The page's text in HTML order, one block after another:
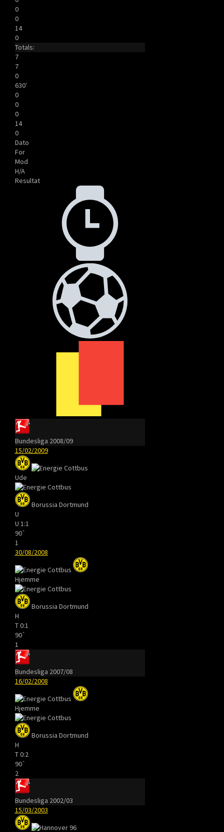
0
0
14
0
Totals:
7
7
0
630′
0
0
0
14
0
Dato
For
Mod
H/A
Resultat
Bundesliga 2008/09
15/02/2009
Ude
Borussia Dortmund
U
U 1:1
90`
1
30/08/2008
Hjemme
Borussia Dortmund
H
T0:1
90`
1
Bundesliga 2007/08
16/02/2008
Hjemme
Borussia Dortmund
H
T0:2
90`
2
Bundesliga 2002/03
15/03/2003